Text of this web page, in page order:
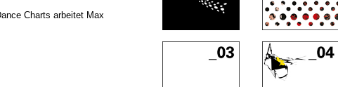
Charts arbeitet Max